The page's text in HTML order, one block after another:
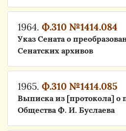
1964. Ф.310 №1414.084
Указ Сената о
Сенатских архивов
1965. Ф.310 №1414.085
Выписка из [протокола] о
Общества Ф. И. Буслаева